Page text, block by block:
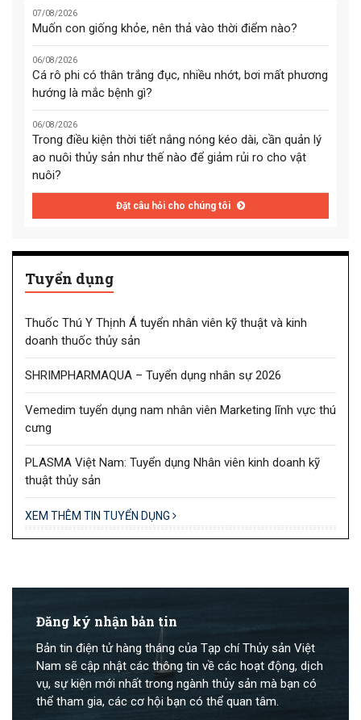
07/08/2026
Muốn con giống khỏe, nên thả vào thời điểm nào?
06/08/2026
Cá rô phi có thân trắng đục, nhiều nhớt, bơi mất phương
hướng là mắc bệnh gì?
06/08/2026
Trong điều kiện thời tiết nắng nóng kéo dài, cần quản lý
ao nuôi thủy sản như thế nào để giảm rủi ro cho vật
nuôi?
Đặt câu hỏi cho chúng tôi
Tuyển dụng
Thuốc Thú Y Thịnh Á tuyển nhân viên kỹ thuật và kinh
doanh thuốc thủy sản
SHRIMPHARMAQUA – Tuyển dụng nhân sự 2026
Vemedim tuyển dụng nam nhân viên Marketing lĩnh vực thú
cưng
PLASMA Việt Nam: Tuyển dụng Nhân viên kinh doanh kỹ
thuật thủy sản
XEM THÊM TIN TUYỂN DỤNG
Đăng ký nhận bản tin
Bản tin điện tử hàng tháng của Tạp chí Thủy sản Việt
Nam sẽ cập nhật các thông tin về các hoạt động, dịch
vụ, sự kiện mới nhất trong ngành thủy sản mà bạn có
thể tham gia, các cơ hội bạn có thể quan tâm.